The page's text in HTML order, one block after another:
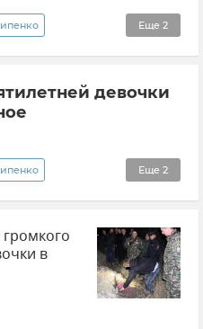
Еще 2
девочки
Еще 2
в